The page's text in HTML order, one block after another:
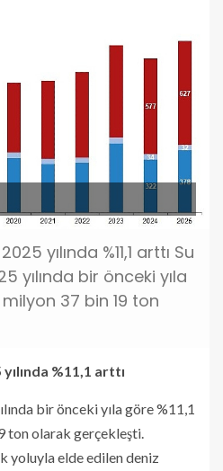
yılında %11,1 arttı Su
yılında bir önceki yıla
milyon 37 bin 19 ton
%11,1 arttı
bir önceki yıla göre %11,1
ton olarak gerçekleşti.
yoluyla elde edilen deniz